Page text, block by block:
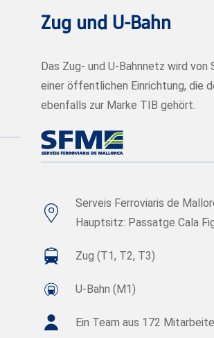
Zug und U-Bahn
Das Zug- und U-Bahnnetz wird
einer öffentlichen Einrichtung, die
ebenfalls zur Marke TIB gehört.
Serveis Ferroviaris de
Hauptsitz: Passatge Cala
Zug (T1, T2, T3)
U-Bahn (M1)
Ein Team aus 172